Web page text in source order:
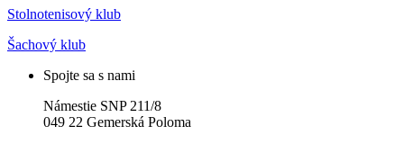
Stolnotenisový klub
Šachový klub
Spojte sa s nami
Námestie SNP 211/8
049 22 Gemerská Poloma